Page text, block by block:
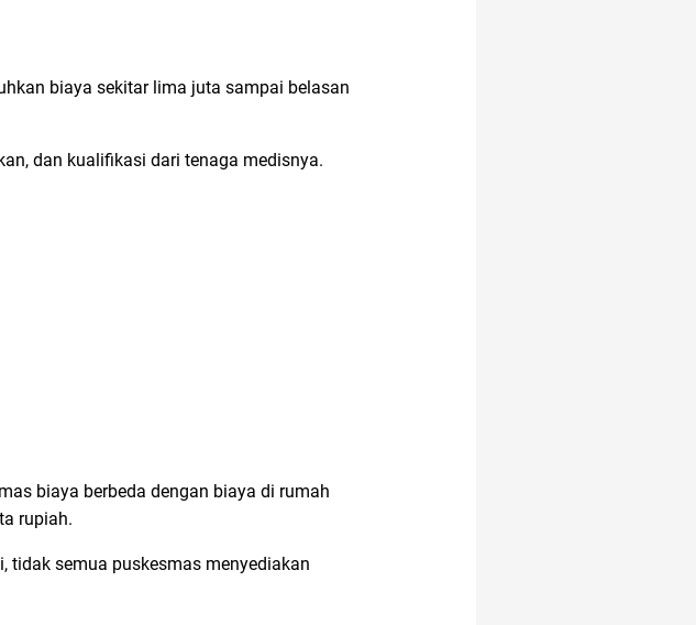
biaya sekitar lima juta sampai belasan
dan kualifikasi dari tenaga medisnya.
biaya berbeda dengan biaya di rumah
rupiah.
tidak semua puskesmas menyediakan